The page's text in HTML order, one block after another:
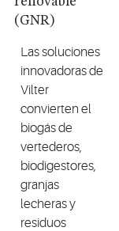
(GNR)
Las soluciones
innovadoras de
Vilter
convierten el
biogás de
vertederos,
biodigestores,
granjas
lecheras y
residuos